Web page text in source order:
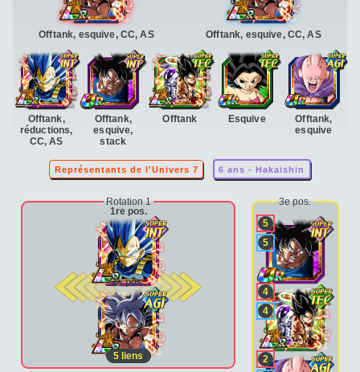
Offtank, esquive, CC, AS
Offtank,
réductions,
CC, AS
Offtank,
esquive,
stack
Offtank Esquive
Offtank,
esquive
Offtank, esquive, CC, AS
Représentants de l'Univers 7 6 ans - Hakaishin
Rotation 1
1re pos.
2e pos.
5 liens
3e pos.
5
5
4
4
2